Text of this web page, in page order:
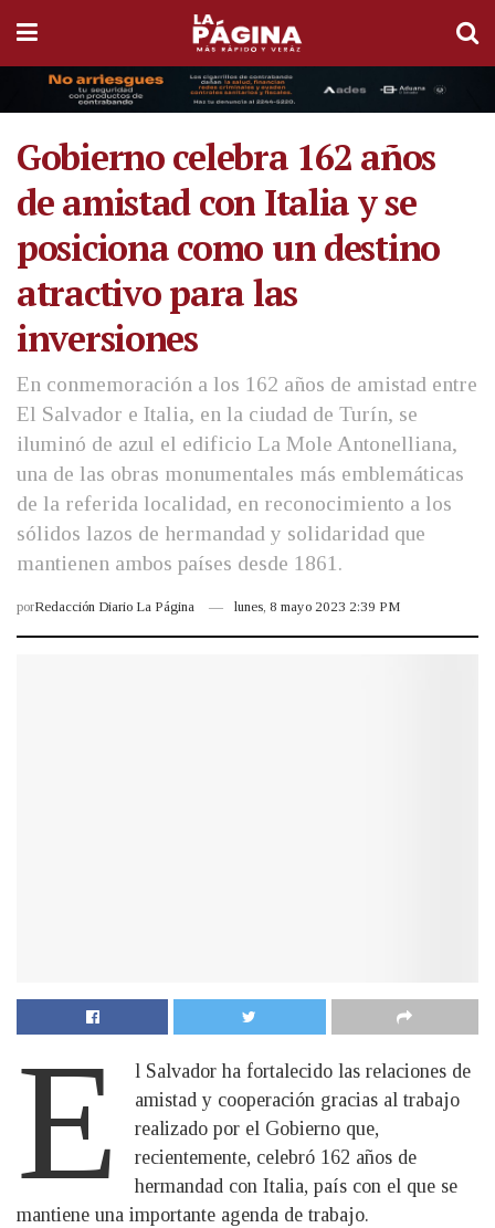
Gobierno celebra 162 años
de amistad con Italia y se
posiciona como un destino
atractivo para las
inversiones
En conmemoración a los 162 años de amistad entre
El Salvador e Italia, en la ciudad de Turín, se
iluminó de azul el edificio La Mole Antonelliana,
una de las obras monumentales más emblemáticas
de la referida localidad, en reconocimiento a los
sólidos lazos de hermandad y solidaridad que
mantienen ambos países desde 1861.
porRedacción Diario La Página lunes, 8 mayo 2023 2:39 PM
E
l Salvador ha fortalecido las relaciones de
amistad y cooperación gracias al trabajo
realizado por el Gobierno que,
recientemente, celebró 162 años de
hermandad con Italia, país con el que se
mantiene una importante agenda de trabajo.